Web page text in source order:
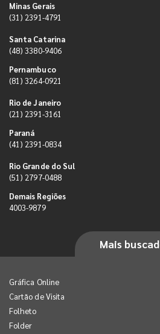
Minas Gerais
(31) 2391-4791
Santa Catarina
(48) 3380-9406
Pernambuco
(81) 3264-0921
Rio de Janeiro
(21) 2391-3161
Paraná
(41) 2391-0834
Rio Grande do Sul
(51) 2797-0488
Demais Regiões
4003-9879
Mais
Gráfica Online
Cartão de Visita
Folheto
Folder